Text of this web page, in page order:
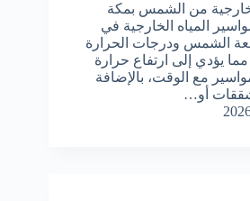
من الشمس بمكة
مواسير المياه الخارجية في
الشمس ودرجات الحرارة
يؤدي إلى ارتفاع حرارة
مع الوقت، بالإضافة
أو…